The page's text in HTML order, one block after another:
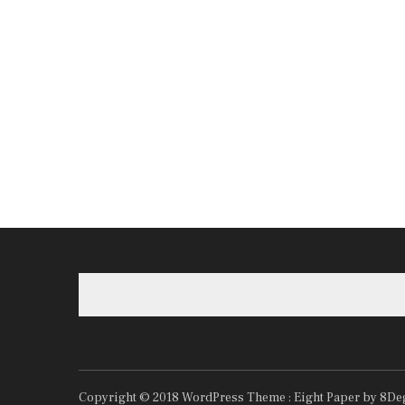
Copyright © 2018 WordPress Theme : Eight Paper by